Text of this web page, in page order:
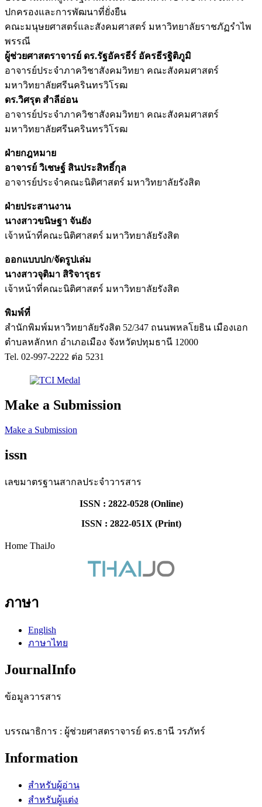
ปกครองและการพัฒนาที่ยั่งยืน
คณะมนุษยศาสตร์และสังคมศาสตร์ มหาวิทยาลัยราชภัฏรำไพ
พรรณี
ผู้ช่วยศาสตราจารย์ ดร.รัฐอัครธีร์ อัครธีรฐิติภูมิ
อาจารย์ประจำภาควิชาสังคมวิทยา คณะสังคมศาสตร์
มหาวิทยาลัยศรีนครินทรวิโรฒ
ดร.วิศรุต สำลีอ่อน
อาจารย์ประจำภาควิชาสังคมวิทยา คณะสังคมศาสตร์
มหาวิทยาลัยศรีนครินทรวิโรฒ
ฝ่ายกฎหมาย
อาจารย์ วิเชษฐ์ สินประสิทธิ์กุล
อาจารย์ประจำคณะนิติศาสตร์ มหาวิทยาลัยรังสิต
ฝ่ายประสานงาน
นางสาวขนิษฐา จันยัง
เจ้าหน้าที่คณะนิติศาสตร์ มหาวิทยาลัยรังสิต
ออกแบบปก/จัดรูปเล่ม
นางสาวจุติมา สิริจารุธร
เจ้าหน้าที่คณะนิติศาสตร์ มหาวิทยาลัยรังสิต
พิมพ์ที่
สำนักพิมพ์มหาวิทยาลัยรังสิต 52/347 ถนนพหลโยธิน เมืองเอก
ตำบลหลักหก อำเภอเมือง จังหวัดปทุมธานี 12000
Tel. 02-997-2222 ต่อ 5231
Make a Submission
Make a Submission
issn
เลขมาตรฐานสากลประจำวารสาร
ISSN : 2822-0528 (Online)
ISSN : 2822-051X (Print)
Home ThaiJo
ภาษา
English
ภาษาไทย
JournalInfo
ข้อมูลวารสาร
บรรณาธิการ : ผู้ช่วยศาสตราจารย์ ดร.ธานี วรภัทร์
Information
สำหรับผู้อ่าน
สำหรับผู้แต่ง